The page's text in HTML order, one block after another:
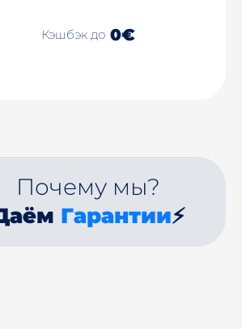
Кэшбэк до 0€
Почему мы?
Гарантии⚡